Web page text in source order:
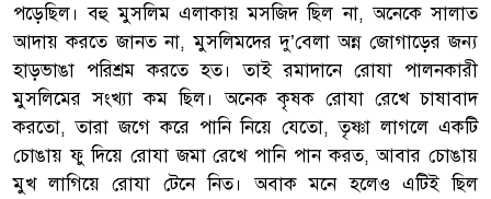
পড়েছিল। বহু মুসলিম এলাকায় মসজিদ ছিল না, অনেকে সালাত
আদায় করতে জানত না, মুসলিমদের দু’বেলা অন্ন জোগাড়ের জন্য
হাড়ভাঙা পরিশ্রম করতে হত। তাই রমাদানে রোযা পালনকারী
মুসলিমের সংখ্যা কম ছিল। অনেক কৃষক রোযা রেখে চাষাবাদ
করতো, তারা জগে করে পানি নিয়ে যেতো, তৃষ্ণা লাগলে একটি
চোঙায় ফু দিয়ে রোযা জমা রেখে পানি পান করত, আবার চোঙায়
মুখ লাগিয়ে রোযা টেনে নিত। অবাক মনে হলেও এটিই ছিল